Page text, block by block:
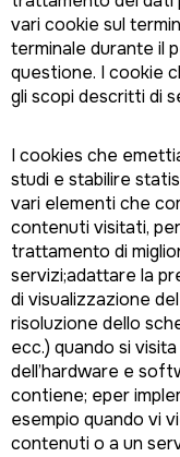
vari cookie sul
terminale durante il
questione. I cookie
gli scopi descritti di
I cookies che
studi e stabilire
vari elementi che
contenuti visitati,
trattamento di
servizi;adattare la
di visualizzazione
risoluzione dello
ecc.) quando si
dell’hardware e
contiene; eper
esempio quando vi
contenuti o a un